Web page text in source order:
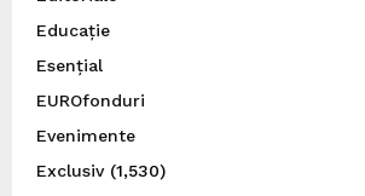
Educație
Esențial
EUROfonduri
Evenimente
Exclusiv(1,530)